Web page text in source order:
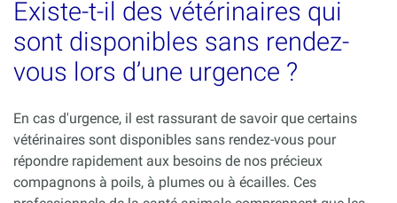
Existe-t-il des vétérinaires qui
sont disponibles sans rendez-
vous lors d’une urgence ?
En cas d'urgence, il est rassurant de savoir que certains
vétérinaires sont disponibles sans rendez-vous pour
répondre rapidement aux besoins de nos précieux
compagnons à poils, à plumes ou à écailles. Ces